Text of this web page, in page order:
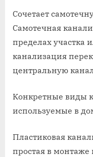
Сочетает
Самотечная
пределах участка
канализация
центральную
Конкретные виды
используемые в
Пластиковая
простая в монтаже